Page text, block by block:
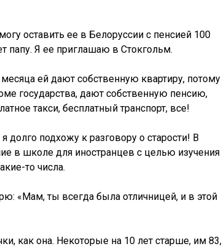
оставить ее в Белоруссии с пенсией 100
папу. Я ее приглашаю в Стокгольм.
ей дают собственную квартиру, потому
государства, дают собственную пенсию,
такси, бесплатный транспорт, все!
долго подхожу к разговору о старости! В
в школе для иностранцев с целью изучения
то числа.
«Мам, ты всегда была отличницей, и в этой
как она. Некоторые на 10 лет старше, им 83,